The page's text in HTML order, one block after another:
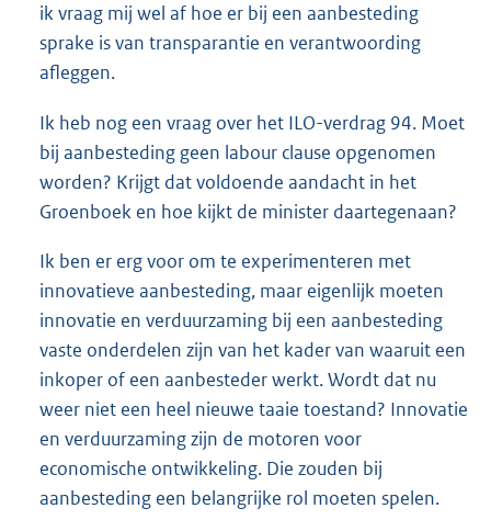
ik vraag mij wel af hoe er bij een aanbesteding
sprake is van transparantie en verantwoording
afleggen.
Ik heb nog een vraag over het ILO-verdrag 94. Moet
bij aanbesteding geen labour clause opgenomen
worden? Krijgt dat voldoende aandacht in het
Groenboek en hoe kijkt de minister daartegenaan?
Ik ben er erg voor om te experimenteren met
innovatieve aanbesteding, maar eigenlijk moeten
innovatie en verduurzaming bij een aanbesteding
vaste onderdelen zijn van het kader van waaruit een
inkoper of een aanbesteder werkt. Wordt dat nu
weer niet een heel nieuwe taaie toestand? Innovatie
en verduurzaming zijn de motoren voor
economische ontwikkeling. Die zouden bij
aanbesteding een belangrijke rol moeten spelen.